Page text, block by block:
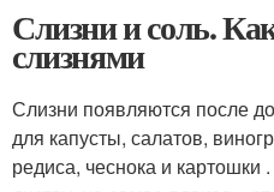
Слизни и соль.
слизнями
Слизни появляются после
для капусты, салатов,
редиса, чеснока и